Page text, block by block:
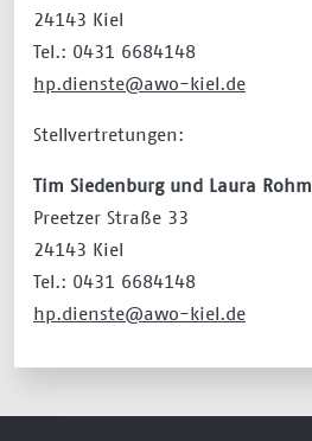
24143 Kiel
Tel.: 0431 6684148
hp.dienste@awo-kiel.de
Stellvertretungen:
Tim Siedenburg und Laura Rohm
Preetzer Straße 33
24143 Kiel
Tel.: 0431 6684148
hp.dienste@awo-kiel.de